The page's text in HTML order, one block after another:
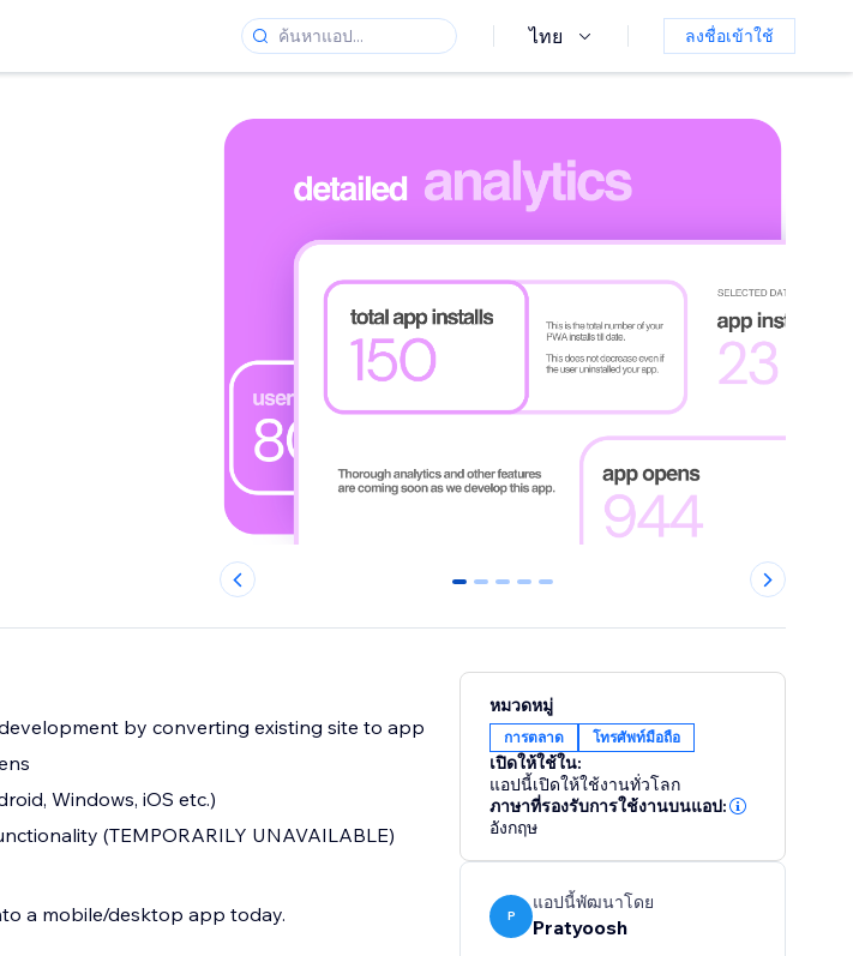
ไทย ลงชื่อเข้าใช้
0 1 2 3 4
by converting existing site to app
Windows, iOS etc.)
(TEMPORARILY UNAVAILABLE)
a mobile/desktop app today.
หมวดหมู่
การตลาด โทรศัพท์มือถือ
เปิดให้ใช้ใน:
แอปนี้เปิดให้ใช้งานทั่วโลก
ภาษาที่รองรับการใช้งานบนแอป:
อังกฤษ
P
แอปนี้พัฒนาโดย
Pratyoosh